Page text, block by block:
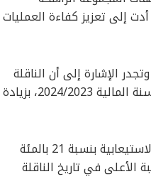
أدت إلى تعزيز كفاءة العمليات
الإشارة إلى أن الناقلة
الوطنية لدولة قطر قدمت خدماتها المتميزة لأكثر من 40 مليون مسافر خلال السنة المالية 2024/2023، بزيادة
نتيجة لذلك، ارتفعت عائدات المسافرين بنسبة 19 بالمئة، مع زيادة في الطاقة الاستيعابية بنسبة 21 بالمئة
تعد بدورها النسبة الأعلى في تاريخ الناقلة